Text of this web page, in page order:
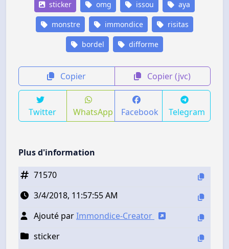
sticker omg issou aya
monstre immondice risitas
bordel difforme
Copier Copier (jvc)
Twitter WhatsApp Facebook Telegram
Plus d'information
71570
3/4/2018, 11:57:55 AM
Ajouté parImmondice-Creator
sticker